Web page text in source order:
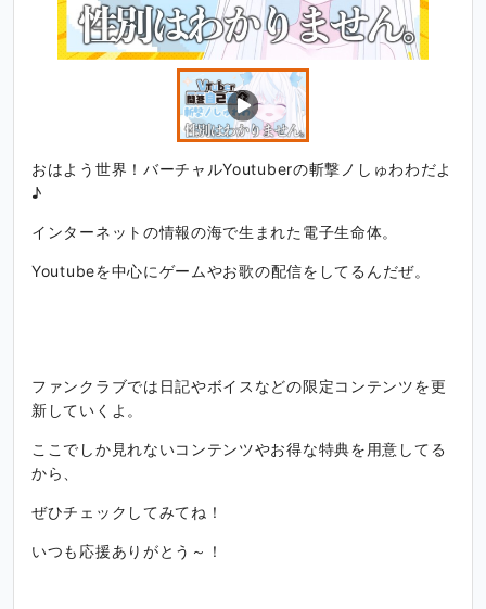
おはよう世界！バーチャルYoutuberの斬撃ノしゅわわだよ
♪
インターネットの情報の海で生まれた電子生命体。
Youtubeを中心にゲームやお歌の配信をしてるんだぜ。
ファンクラブでは日記やボイスなどの限定コンテンツを更
新していくよ。
ここでしか見れないコンテンツやお得な特典を用意してる
から、
ぜひチェックしてみてね！
いつも応援ありがとう～！